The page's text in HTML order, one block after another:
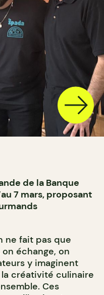
de la Banque
7 mars, proposant
ne fait pas que
échange, on
y imaginent
créativité culinaire
Ces